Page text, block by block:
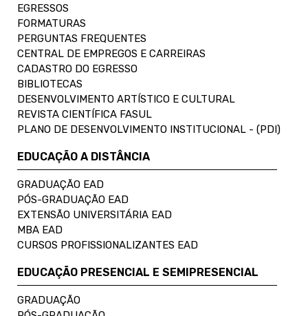
EGRESSOS
FORMATURAS
PERGUNTAS FREQUENTES
CENTRAL DE EMPREGOS E CARREIRAS
CADASTRO DO EGRESSO
BIBLIOTECAS
DESENVOLVIMENTO ARTÍSTICO E CULTURAL
REVISTA CIENTÍFICA FASUL
PLANO DE DESENVOLVIMENTO INSTITUCIONAL - (PDI)
EDUCAÇÃO A DISTÂNCIA
GRADUAÇÃO EAD
PÓS-GRADUAÇÃO EAD
EXTENSÃO UNIVERSITÁRIA EAD
MBA EAD
CURSOS PROFISSIONALIZANTES EAD
EDUCAÇÃO PRESENCIAL E SEMIPRESENCIAL
GRADUAÇÃO